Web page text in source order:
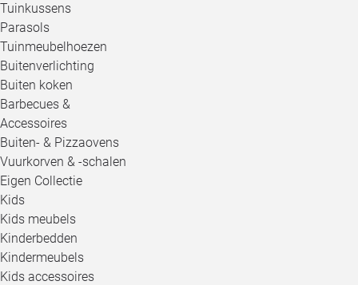
Tuinkussens
Parasols
Tuinmeubelhoezen
Buitenverlichting
Buiten koken
Barbecues &
Accessoires
Buiten- & Pizzaovens
Vuurkorven & -schalen
Eigen Collectie
Kids
Kids meubels
Kinderbedden
Kindermeubels
Kids accessoires